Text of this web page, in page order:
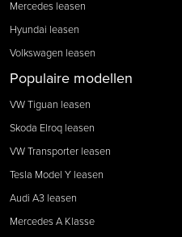
Mercedes leasen
Hyundai leasen
Volkswagen leasen
Populaire modellen
VW Tiguan leasen
Skoda Elroq leasen
VW Transporter leasen
Tesla Model Y leasen
Audi A3 leasen
Mercedes A Klasse